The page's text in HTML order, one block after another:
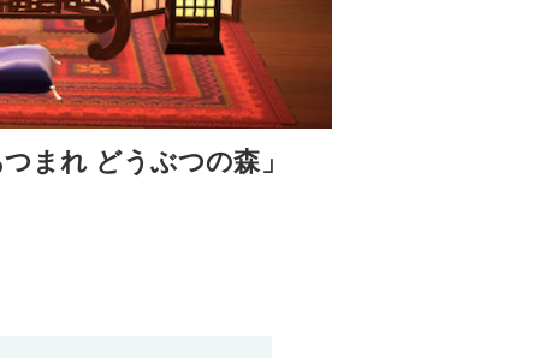
まれ どうぶつの森」